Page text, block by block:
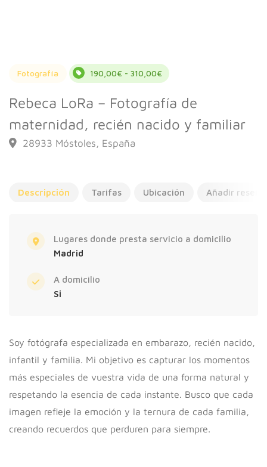
Fotografía 190,00€ - 310,00€
Rebeca LoRa – Fotografía de
maternidad, recién nacido y familiar
28933 Móstoles, España
Descripción Tarifas Ubicación Añadir reseña
Lugares donde presta servicio a domicilio
Madrid
A domicilio
Si
Soy fotógrafa especializada en embarazo, recién nacido,
infantil y familia. Mi objetivo es capturar los momentos
más especiales de vuestra vida de una forma natural y
respetando la esencia de cada instante. Busco que cada
imagen refleje la emoción y la ternura de cada familia,
creando recuerdos que perduren para siempre.